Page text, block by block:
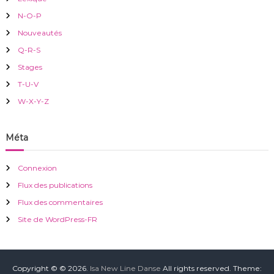
N-O-P
Nouveautés
Q-R-S
Stages
T-U-V
W-X-Y-Z
Méta
Connexion
Flux des publications
Flux des commentaires
Site de WordPress-FR
Copyright © © 2026. Isa New Line Danse All rights reserved. Theme: